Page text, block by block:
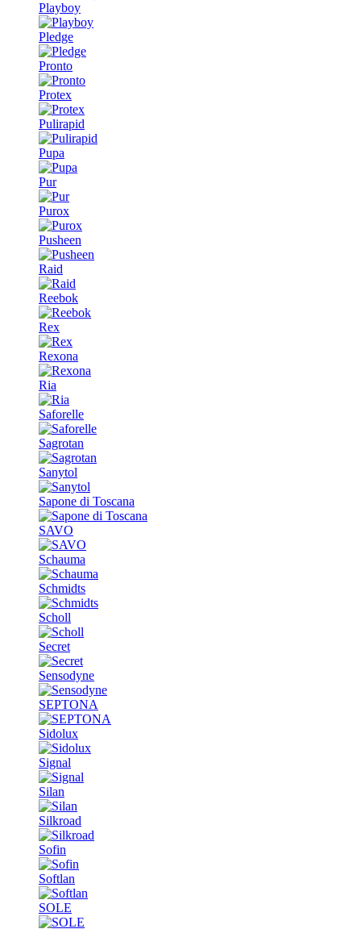
Playboy
Pledge
Pronto
Protex
Pulirapid
Pupa
Pur
Purox
Pusheen
Raid
Reebok
Rex
Rexona
Ria
Saforelle
Sagrotan
Sanytol
Sapone di Toscana
SAVO
Schauma
Schmidts
Scholl
Secret
Sensodyne
SEPTONA
Sidolux
Signal
Silan
Silkroad
Sofin
Softlan
SOLE